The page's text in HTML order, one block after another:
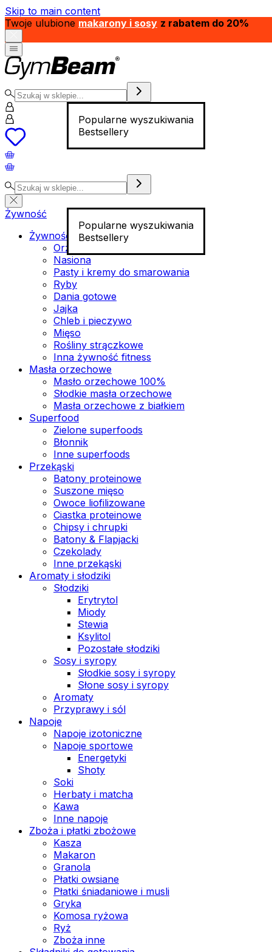
Skip to main content
Twoje ulubione makarony i sosy z rabatem do 20%
Popularne wyszukiwania
Bestsellery
Popularne wyszukiwania
Bestsellery
Żywność
Żywność funkcjonalna
Orzechy
Nasiona
Pasty i kremy do smarowania
Ryby
Dania gotowe
Jajka
Chleb i pieczywo
Mięso
Rośliny strączkowe
Inna żywność fitness
Masła orzechowe
Masło orzechowe 100%
Słodkie masła orzechowe
Masła orzechowe z białkiem
Superfood
Zielone superfoods
Błonnik
Inne superfoods
Przekąski
Batony proteinowe
Suszone mięso
Owoce liofilizowane
Ciastka proteinowe
Chipsy i chrupki
Batony & Flapjacki
Czekolady
Inne przekąski
Aromaty i słodziki
Słodziki
Erytrytol
Miody
Stewia
Ksylitol
Pozostałe słodziki
Sosy i syropy
Słodkie sosy i syropy
Słone sosy i syropy
Aromaty
Przyprawy i sól
Napoje
Napoje izotoniczne
Napoje sportowe
Energetyki
Shoty
Soki
Herbaty i matcha
Kawa
Inne napoje
Zboża i płatki zbożowe
Kasza
Makaron
Granola
Płatki owsiane
Płatki śniadaniowe i musli
Gryka
Komosa ryżowa
Ryż
Zboża inne